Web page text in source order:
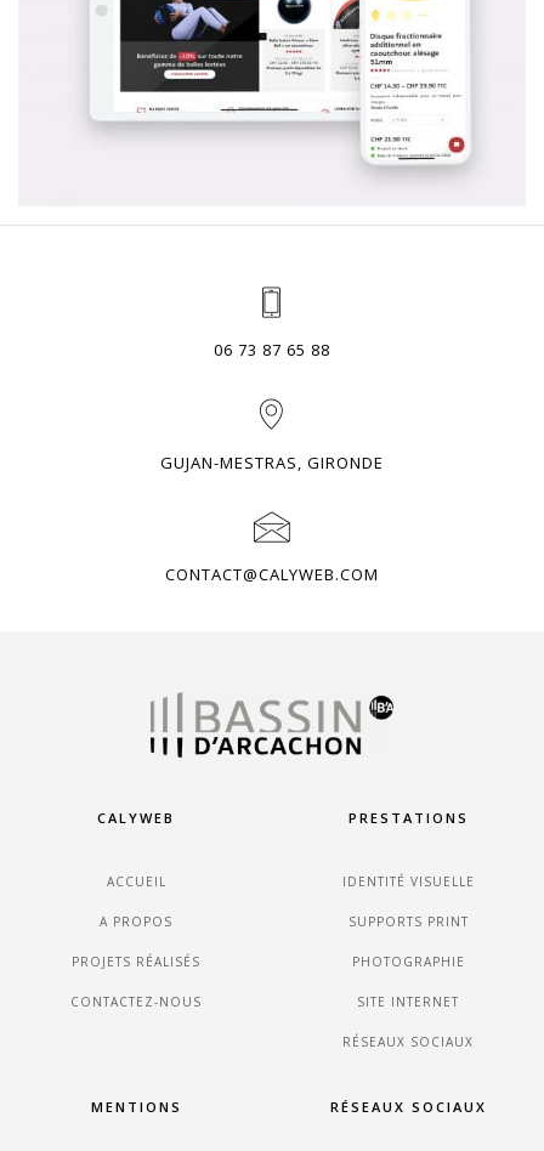
06 73 87 65 88
GUJAN-MESTRAS, GIRONDE
CONTACT@CALYWEB.COM
CALYWEB
ACCUEIL
A PROPOS
PROJETS RÉALISÉS
CONTACTEZ-NOUS
PRESTATIONS
IDENTITÉ VISUELLE
SUPPORTS PRINT
PHOTOGRAPHIE
SITE INTERNET
RÉSEAUX SOCIAUX
MENTIONS RÉSEAUX SOCIAUX